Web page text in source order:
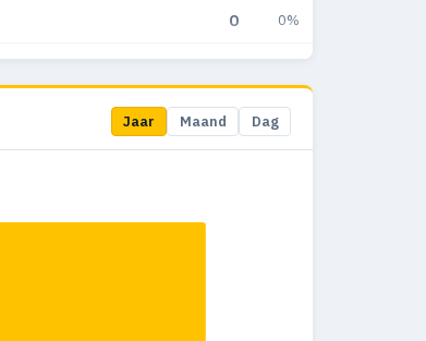
0 0%
0
0 0%
0 0%
Jaar Maand Dag